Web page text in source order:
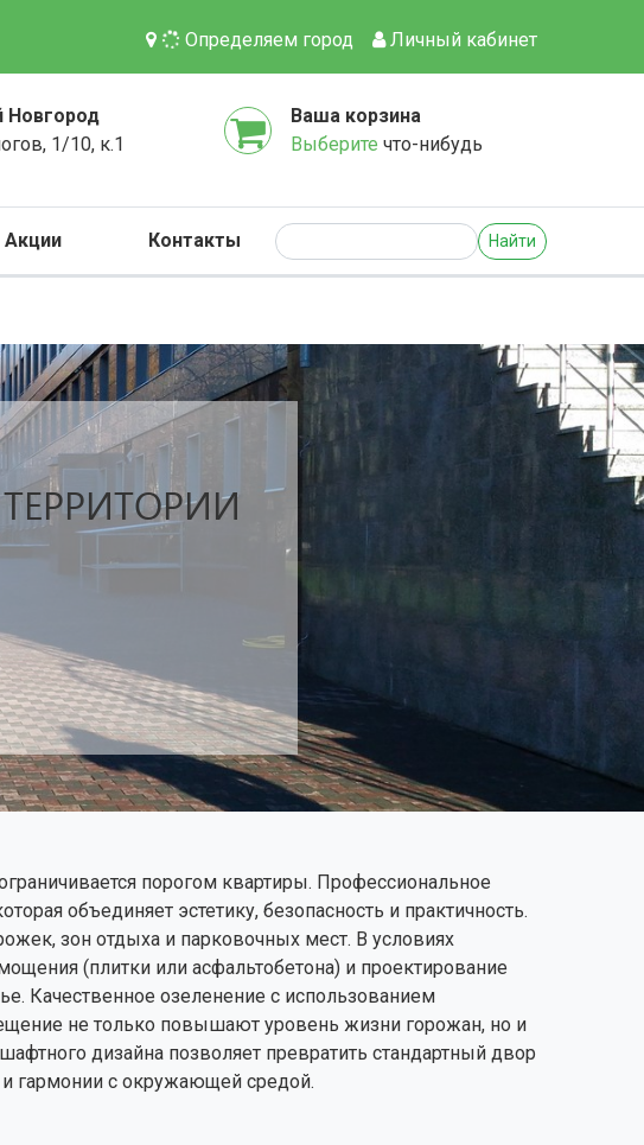
Определяем город Личный кабинет
Новгород
1/10, к.1
Ваша корзина
Выберите что-нибудь
Акции Контакты Найти
порогом квартиры. Профессиональное
объединяет эстетику, безопасность и практичность.
зон отдыха и парковочных мест. В условиях
(плитки или асфальтобетона) и проектирование
Качественное озеленение с использованием
не только повышают уровень жизни горожан, но и
дизайна позволяет превратить стандартный двор
и гармонии с окружающей средой.